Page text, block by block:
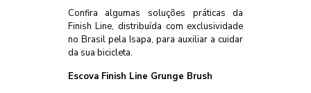
Confira algumas soluções práticas da
Finish Line, distribuída com exclusividade
no Brasil pela Isapa, para auxiliar a cuidar
da sua bicicleta.
Escova Finish Line Grunge Brush